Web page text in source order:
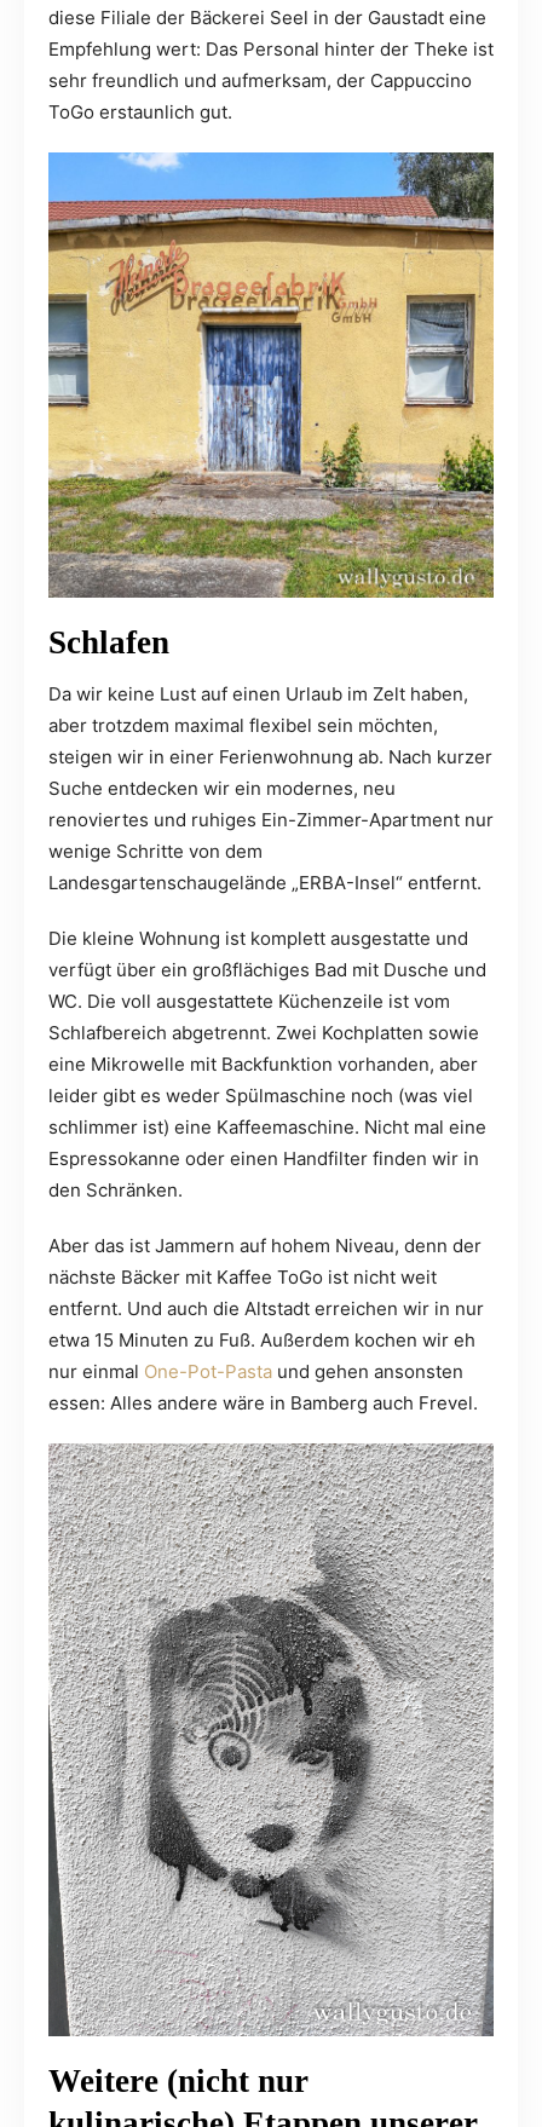
diese Filiale der Bäckerei Seel in der Gaustadt eine
Empfehlung wert: Das Personal hinter der Theke ist
sehr freundlich und aufmerksam, der Cappuccino
ToGo erstaunlich gut.
Schlafen
Da wir keine Lust auf einen Urlaub im Zelt haben,
aber trotzdem maximal flexibel sein möchten,
steigen wir in einer Ferienwohnung ab. Nach kurzer
Suche entdecken wir ein modernes, neu
renoviertes und ruhiges Ein-Zimmer-Apartment nur
wenige Schritte von dem
Landesgartenschaugelände „ERBA-Insel“ entfernt.
Die kleine Wohnung ist komplett ausgestatte und
verfügt über ein großflächiges Bad mit Dusche und
WC. Die voll ausgestattete Küchenzeile ist vom
Schlafbereich abgetrennt. Zwei Kochplatten sowie
eine Mikrowelle mit Backfunktion vorhanden, aber
leider gibt es weder Spülmaschine noch (was viel
schlimmer ist) eine Kaffeemaschine. Nicht mal eine
Espressokanne oder einen Handfilter finden wir in
den Schränken.
Aber das ist Jammern auf hohem Niveau, denn der
nächste Bäcker mit Kaffee ToGo ist nicht weit
entfernt. Und auch die Altstadt erreichen wir in nur
etwa 15 Minuten zu Fuß. Außerdem kochen wir eh
nur einmal One-Pot-Pasta und gehen ansonsten
essen: Alles andere wäre in Bamberg auch Frevel.
Weitere (nicht nur